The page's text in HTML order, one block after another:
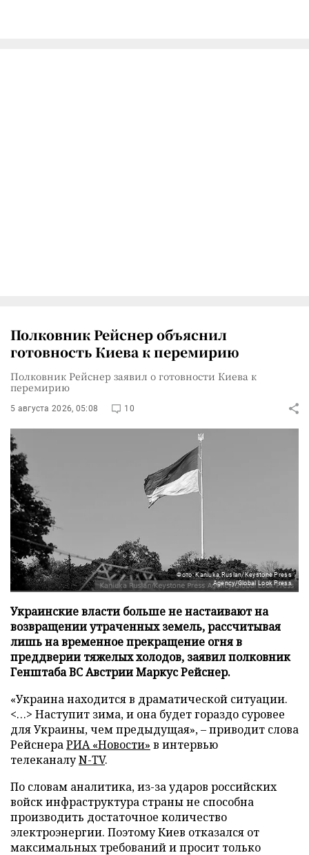
Полковник Рейснер объяснил
готовность Киева к перемирию
Полковник Рейснер заявил о готовности Киева к
перемирию
5 августа 2026, 05:08 10
Фото: Kaniuka Ruslan/Keystone Press
Agency/Global Look Press
Украинские власти больше не настаивают на
возвращении утраченных земель, рассчитывая
лишь на временное прекращение огня в
преддверии тяжелых холодов, заявил полковник
Генштаба ВС Австрии Маркус Рейснер.
«Украина находится в драматической ситуации.
<…> Наступит зима, и она будет гораздо суровее
для Украины, чем предыдущая», – приводит слова
РейснераРИА «Новости» в интервью
телеканалуN-TV.
По словам аналитика, из-за ударов российских
войск инфраструктура страны не способна
производить достаточное количество
электроэнергии. Поэтому Киев отказался от
максимальных требований и просит только